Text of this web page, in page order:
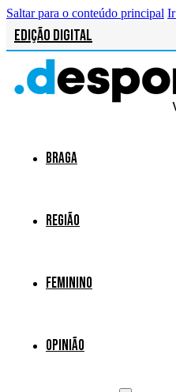
Saltar para o conteúdo principal
Edição Digital
Braga
Região
Feminino
Opinião